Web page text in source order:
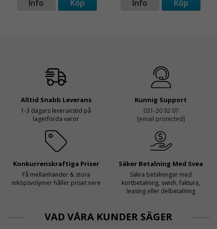
Info Köp Info Köp
Alltid Snabb Leverans
1-3 dagars leveranstid på
lagerförda varor
Kunnig Support
031-20 92 07
[email protected]
Konkurrenskraftiga Priser
Få mellanhänder & stora
inköpsvolymer håller priset nere
Säker Betalning Med Svea
Säkra betalningar med
kortbetalning, swish, faktura,
leasing eller delbetalning
VAD VÅRA KUNDER SÄGER